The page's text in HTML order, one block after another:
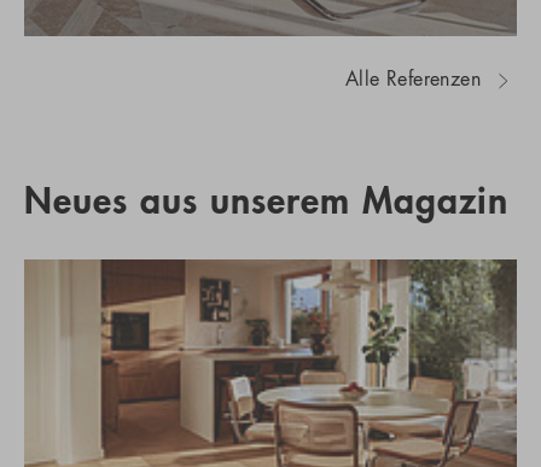
Alle Referenzen
Neues aus unserem Magazin